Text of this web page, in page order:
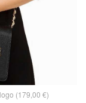
(179,00 €)